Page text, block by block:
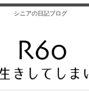
シニアの日記ブログ